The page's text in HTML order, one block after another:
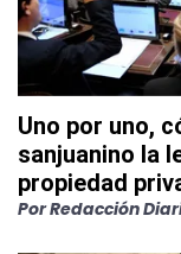
Uno por uno,
sanjuanino la
propiedad
PorRedacción